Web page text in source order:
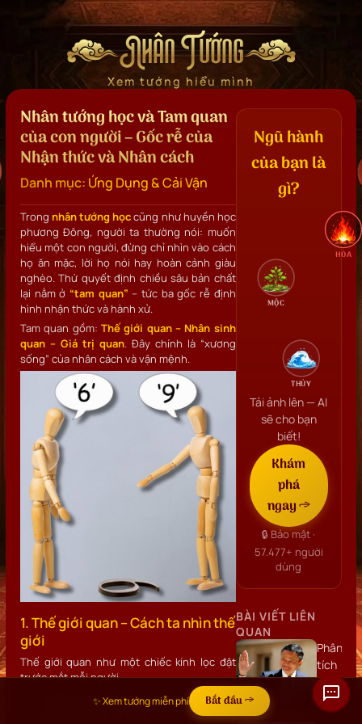
Nhân Tướng
Xem tướng hiểu mình
Nhân tướng học và Tam quan
của con người – Gốc rễ của
Nhận thức và Nhân cách
Danh mục: Ứng Dụng & Cải Vận
Trong nhân tướng họccũng như huyền học
phương Đông, người ta thường nói: muốn
hiểu một con người, đừng chỉ nhìn vào cách
họ ăn mặc, lời họ nói hay hoàn cảnh giàu
nghèo. Thứ quyết định chiều sâu bản chất
lại nằm ở “tam quan” – tức ba gốc rễ định
hình nhận thức và hành xử.
Tam quan gồm:Thế giới quan – Nhân sinh
quan – Giá trị quan. Đây chính là “xương
sống” của nhân cách và vận mệnh.
1. Thế giới quan – Cách ta nhìn thế
giới
Thế giới quan như một chiếc kính lọc đặt
trước mắt mỗi người.
Ai đeo kính màu hồng sẽ thấy cuộc đời
Ngũ hành
của bạn là
gì?
HỎA
THỦY
MỘC
Tải ảnh lên — AI
sẽ cho bạn
biết!
Khám
phá
ngay →
🔒 Bảo mật ·
57.477+ người
dùng
BÀI VIẾT LIÊN
QUAN
Phân
tích
khuôn
mặt
Jack
✨ Xem tướng miễn phí Bắt đầu →